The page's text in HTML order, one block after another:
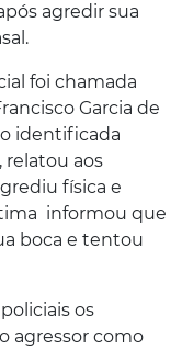
agredir sua
foi chamada
Garcia de
identificada
relatou aos
física e
informou que
boca e tentou
os
agressor como